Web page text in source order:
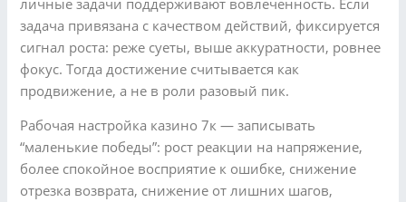
задача привязана с качеством действий, фиксируется
сигнал роста: реже суеты, выше аккуратности, ровнее
фокус. Тогда достижение считывается как
продвижение, а не в роли разовый пик.
Рабочая настройка казино 7к — записывать
“маленькие победы”: рост реакции на напряжение,
более спокойное восприятие к ошибке, снижение
отрезка возврата, снижение от лишних шагов,